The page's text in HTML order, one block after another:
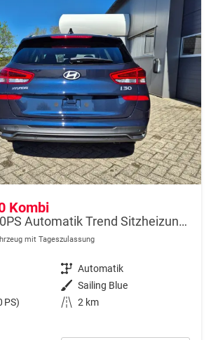
Kombi
1.6 T-GDI 150PS Automatik Trend Sitzheizung Lenkradheizung Klimaautomatik PDC v+h Rückf.Kamera Navi Apple CarPlay + Android Auto 16"LM
mit Tageszulassung
Getriebe Automatik
Außenfarbe Sailing Blue
PS) Kilometerstand 2 km